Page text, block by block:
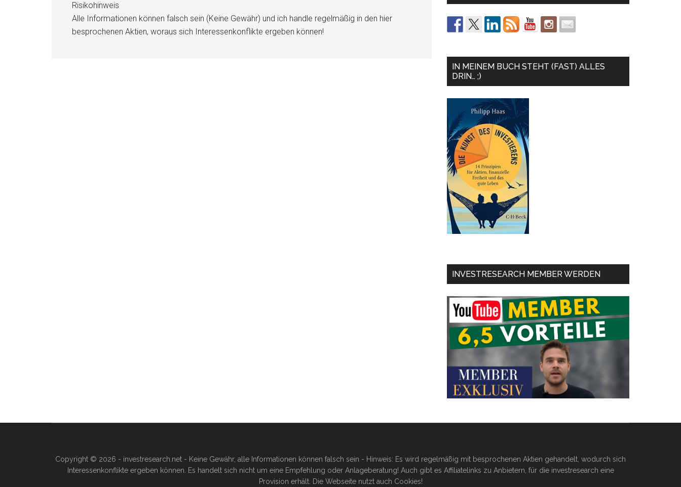
Risikohinweis
Alle Informationen können falsch sein (Keine Gewähr) und ich handle regelmäßig in den hier
besprochenen Aktien, woraus sich Interessenkonflikte ergeben können!
IN MEINEM BUCH STEHT (FAST) ALLES
DRIN… ;)
INVESTRESEARCH MEMBER WERDEN
Copyright © 2026 - investresearch.net - Keine Gewähr, alle Informationen können falsch sein - Hinweis: Es wird regelmäßig mit besprochenen Aktien gehandelt, wodurch sich
Interessenkonflikte ergeben können. Es handelt sich nicht um eine Empfehlung oder Anlageberatung! Auch gibt es Affiliatelinks zu Anbietern, für die investresearch eine
Provision erhält. Die Webseite nutzt auch Cookies!